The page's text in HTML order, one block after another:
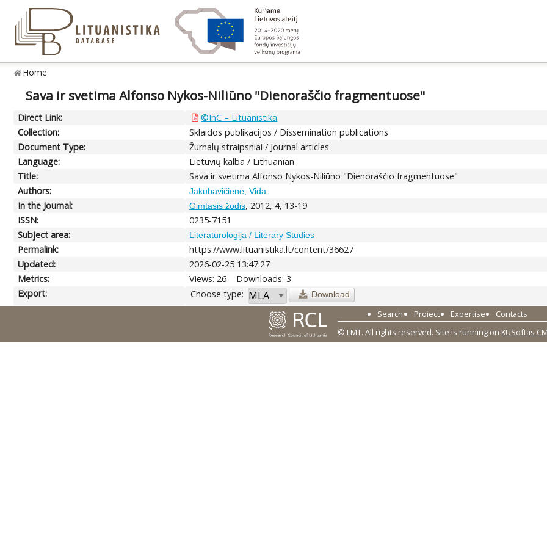
Home
Sava ir svetima Alfonso Nykos-Niliūno "Dienoraščio fragmentuose"
Direct Link:
©InC – Lituanistika
Collection:
Sklaidos publikacijos / Dissemination publications
Document Type:
Žurnalų straipsniai / Journal articles
Language:
Lietuvių kalba / Lithuanian
Title:
Sava ir svetima Alfonso Nykos-Niliūno "Dienoraščio fragmentuose"
Authors:
Jakubavičienė, Vida
In the Journal: Gimtasis žodis, 2012, 4, 13-19
ISSN:
0235-7151
Subject area:
Literatūrologija / Literary Studies
Permalink:
https://www.lituanistika.lt/content/36627
Updated:
2026-02-25 13:47:27
Metrics:
Views: 26
Downloads: 3
Export:
Choose type: Download
Search Project Expertise
Contacts
© LMT. All rights reserved. Site is running on KUSoftas